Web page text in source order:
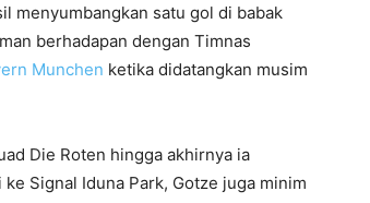
menyumbangkan satu gol di babak
berhadapan dengan Timnas
Munchen ketika didatangkan musim
Die Roten hingga akhirnya ia
Signal Iduna Park, Gotze juga minim